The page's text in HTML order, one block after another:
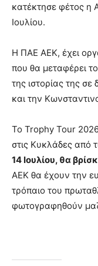
κατέκτησε φέτος η
Ιουλίου.
Η ΠΑΕ ΑΕΚ, έχει
που θα μεταφέρει
της ιστορίας της
και την
Το Trophy Tour
στις Κυκλάδες από
14 Ιουλίου, θα
ΑΕΚ θα έχουν την
τρόπαιο του
φωτογραφηθούν